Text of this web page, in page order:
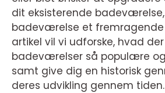
dit eksisterende
badeværelse et fremragende
artikel vil vi udforske, hvad
badeværelser så populære
samt give dig en historisk
deres udvikling gennem tiden.